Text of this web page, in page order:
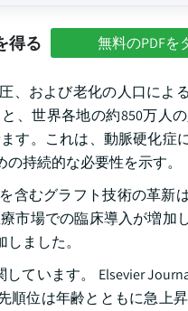
得る 無料のPDFを
、および老化の人口によ
、世界各地の約850万人
す。これは、動脈硬化症
持続的な必要性を示す。
含むグラフト技術の革新
市場での臨床導入が増加
ました。
ています。 Elsevier
順位は年齢とともに急上